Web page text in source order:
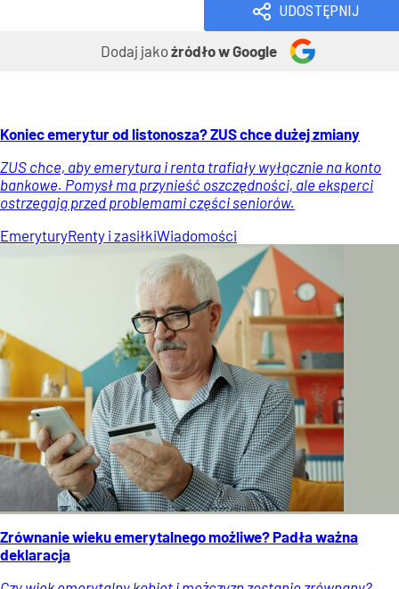
UDOSTĘPNIJ
Dodaj jakoźródło w Google
Koniec emerytur od listonosza? ZUS chce dużej zmiany
ZUS chce, aby emerytura i renta trafiały wyłącznie na konto
bankowe. Pomysł ma przynieść oszczędności, ale eksperci
ostrzegają przed problemami części seniorów.
EmeryturyRenty i zasiłkiWiadomości
Zrównanie wieku emerytalnego możliwe? Padła ważna
deklaracja